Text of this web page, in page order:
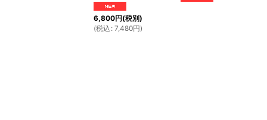
6,800円(税別)
(税込 : 7,480円)